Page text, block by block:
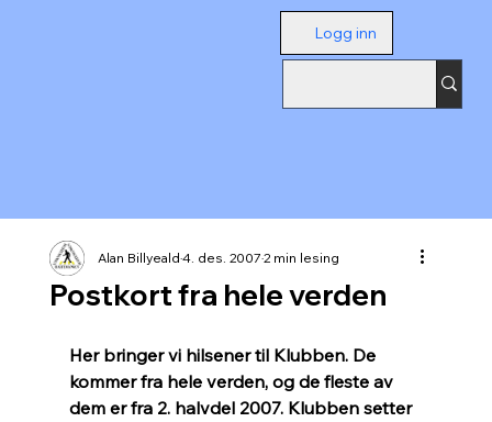
Logg inn
Postkort fra hele verden
Alan Billyeald4. des. 20072 min lesing
Her bringer vi hilsener til Klubben. De
kommer fra hele verden, og de fleste av
dem er fra 2. halvdel 2007. Klubben setter